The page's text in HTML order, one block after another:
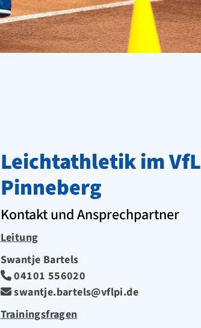
Leichtathletik im VfL
Pinneberg
Kontakt und Ansprechpartner
Leitung
Swantje Bartels
04101 556020
swantje.bartels@vflpi.de
Trainingsfragen